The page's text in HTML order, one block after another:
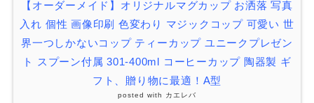
【オーダーメイド】オリジナルマグカップ お洒落 写真
入れ 個性 画像印刷 色変わり マジックコップ 可愛い 世
界一つしかないコップ ティーカップ ユニークプレゼン
ト スプーン付属 301-400ml コーヒーカップ 陶器製 ギ
フト、贈り物に最適！A型
posted with カエレバ